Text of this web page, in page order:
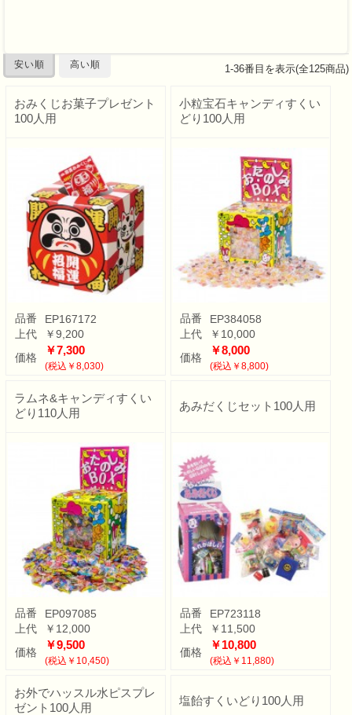
安い順 高い順 1-36番目を表示(全125商品)
おみくじお菓子プレゼント
100人用
品番
EP167172
上代
￥9,200
価格
￥7,300
(税込￥8,030)
小粒宝石キャンディすくい
どり100人用
品番
EP384058
上代
￥10,000
価格
￥8,000
(税込￥8,800)
ラムネ&キャンディすくい
どり110人用
品番
EP097085
上代
￥12,000
価格
￥9,500
(税込￥10,450)
あみだくじセット100人用
品番
EP723118
上代
￥11,500
価格
￥10,800
(税込￥11,880)
お外でハッスル水ピスプレ
ゼント100人用
塩飴すくいどり100人用